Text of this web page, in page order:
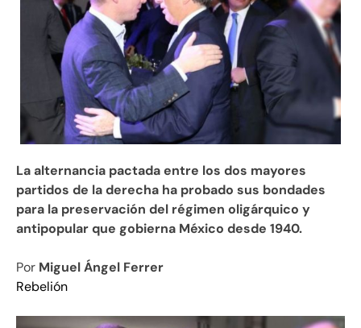
La alternancia pactada entre los dos mayores
partidos de la derecha ha probado sus bondades
para la preservación del régimen oligárquico y
antipopular que gobierna México desde 1940.
Por Miguel Ángel Ferrer
Rebelión